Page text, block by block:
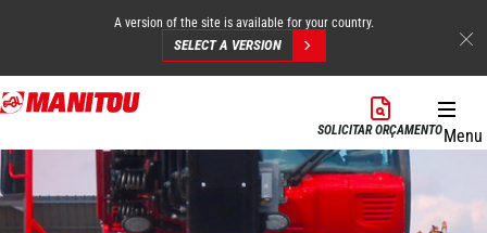
Skip
to
content
A version of the site is available for your country.
SELECT A VERSION
SOLICITAR ORÇAMENTOMenu